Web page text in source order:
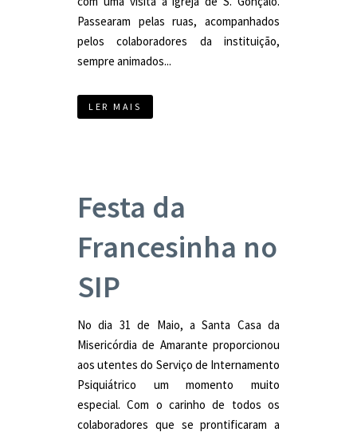
Passearam pelas ruas, acompanhados
pelos colaboradores da instituição,
sempre animados...
LER MAIS
Festa da
Francesinha no
SIP
No dia 31 de Maio, a Santa Casa da
Misericórdia de Amarante proporcionou
aos utentes do Serviço de Internamento
Psiquiátrico um momento muito
especial. Com o carinho de todos os
colaboradores que se prontificaram a